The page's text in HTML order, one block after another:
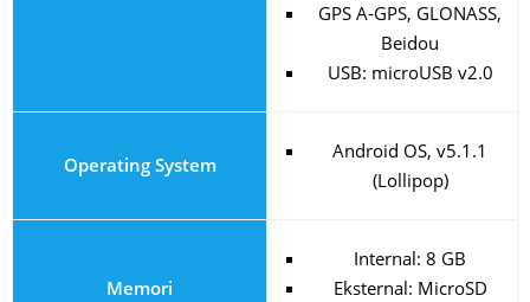
GPS A-GPS, GLONASS,
Beidou
USB: microUSB v2.0
Operating System
Android OS, v5.1.1
(Lollipop)
Memori
Internal: 8 GB
Eksternal: MicroSD